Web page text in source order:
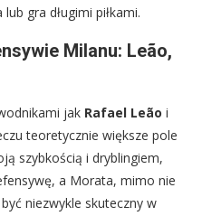
gra długimi piłkami.
Milanu: Leão,
jak Rafael Leão i
teoretycznie większe pole
szybkością i dryblingiem,
a Morata, mimo nie
niezwykle skuteczny w